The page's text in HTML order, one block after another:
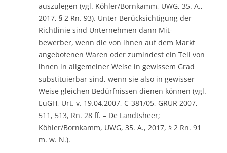
auszulegen (vgl. Köhler/Bornkamm, UWG, 35. A.,
2017, § 2 Rn. 93). Unter Berücksichtigung der
Richtlinie sind Unternehmen dann Mit-
bewerber, wenn die von ihnen auf dem Markt
angebotenen Waren oder zumindest ein Teil von
ihnen in allgemeiner Weise in gewissem Grad
substituierbar sind, wenn sie also in gewisser
Weise gleichen Bedürfnissen dienen können (vgl.
EuGH, Urt. v. 19.04.2007, C-381/05, GRUR 2007,
511, 513, Rn. 28 ff. – De Landtsheer;
Köhler/Bornkamm, UWG, 35. A., 2017, § 2 Rn. 91
m. w. N.).